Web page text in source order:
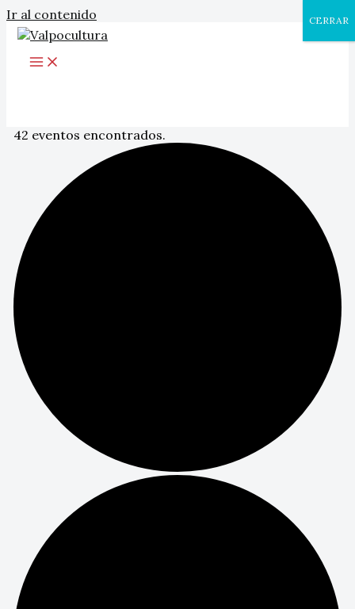
Ir al contenido
42 eventos encontrados.
CERRAR